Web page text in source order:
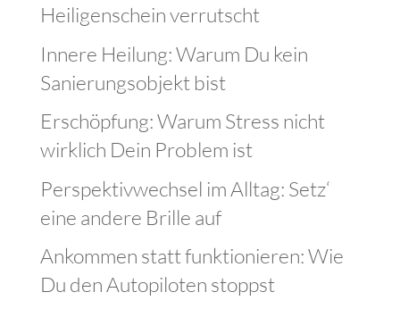
Heiligenschein verrutscht
Innere Heilung: Warum Du kein
Sanierungsobjekt bist
Erschöpfung: Warum Stress nicht
wirklich Dein Problem ist
Perspektivwechsel im Alltag: Setz‘
eine andere Brille auf
Ankommen statt funktionieren: Wie
Du den Autopiloten stoppst